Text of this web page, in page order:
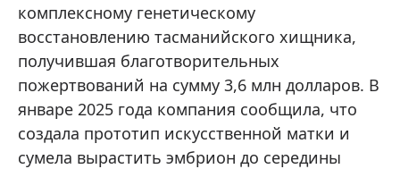
комплексному генетическому
восстановлению тасманийского хищника,
получившая благотворительных
пожертвований на сумму 3,6 млн долларов. В
январе 2025 года компания сообщила, что
создала прототип искусственной матки и
сумела вырастить эмбрион до середины